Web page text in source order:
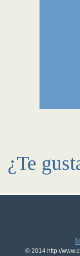
¿Te
© 2014 http://